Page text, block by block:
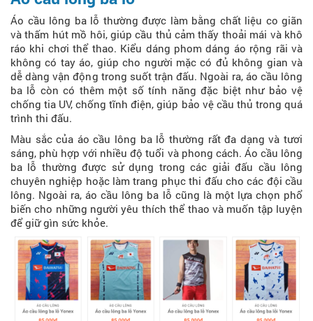
Áo cầu lông ba lỗ thường được làm bằng chất liệu co giãn
và thấm hút mồ hôi, giúp cầu thủ cảm thấy thoải mái và khô
ráo khi chơi thể thao. Kiểu dáng phom dáng áo rộng rãi và
không có tay áo, giúp cho người mặc có đủ không gian và
dễ dàng vận động trong suốt trận đấu. Ngoài ra, áo cầu lông
ba lỗ còn có thêm một số tính năng đặc biệt như bảo vệ
chống tia UV, chống tĩnh điện, giúp bảo vệ cầu thủ trong quá
trình thi đấu.
Màu sắc của áo cầu lông ba lỗ thường rất đa dạng và tươi
sáng, phù hợp với nhiều độ tuổi và phong cách. Áo cầu lông
ba lỗ thường được sử dụng trong các giải đấu cầu lông
chuyên nghiệp hoặc làm trang phục thi đấu cho các đội cầu
lông. Ngoài ra, áo cầu lông ba lỗ cũng là một lựa chọn phổ
biến cho những người yêu thích thể thao và muốn tập luyện
để giữ gìn sức khỏe.